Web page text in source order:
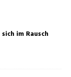
im Rausch